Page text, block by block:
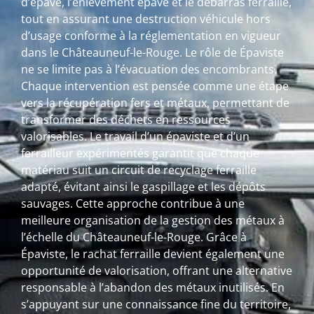
tout en assurant une destruction véhicule hors
d’usage conforme à la réglementation en vigueur
dans le Châteauneuf-le-Rouge. Le rôle de Épaviste
ne se limite pas à l’évacuation des encombrants.
Chaque intervention est pensée comme une étape
vers la récupération fers et métaux, permettant de
transformer des déchets en ressources
valorisables. Le travail d’un épaviste et d’un
ferrailleur expérimentés garantit que chaque
matériau suit un circuit de recyclage ferraille
adapté, évitant ainsi le gaspillage et les dépôts
sauvages. Cette approche contribue à une
meilleure organisation de la gestion des métaux à
l’échelle du Châteauneuf-le-Rouge. Grâce à
Épaviste, le rachat ferraille devient également une
opportunité de valorisation, offrant une alternative
responsable à l’abandon des métaux inutilisés. En
s’appuyant sur une connaissance fine du territoire,